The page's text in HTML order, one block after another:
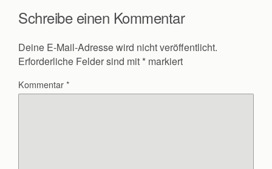
Schreibe einen Kommentar
Deine E-Mail-Adresse wird nicht veröffentlicht.
Erforderliche Felder sind mit * markiert
Kommentar*